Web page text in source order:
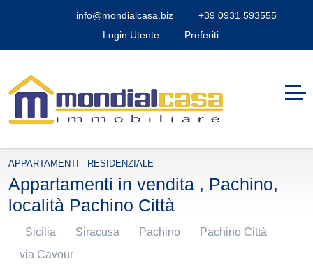
info@mondialcasa.biz
+39 0931 593555
Login Utente
Preferiti
APPARTAMENTI - RESIDENZIALE
Appartamenti in vendita , Pachino,
località Pachino Città
Sicilia Siracusa Pachino
Pachino Città
via Cavour